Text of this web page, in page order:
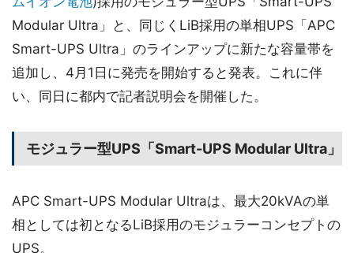
Modular Ultra」と、同じくLiB採用の単相UPS「APC
Smart-UPS Ultra」のラインアップに新たな容量帯を
追加し、4月1日に発売を開始すると発表。これに伴
い、同日に都内で記者説明会を開催した。
モジュラー型UPS「Smart-UPS Modular Ultra」
APC Smart-UPS Modular Ultraは、最大20kVAの単
相としては初となるLiB採用のモジュラーコンセプトの
UPS。